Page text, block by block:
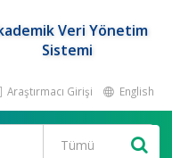
Veri Yönetim
Sistemi
Araştırmacı Girişi English